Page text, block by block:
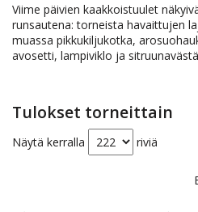
Viime päivien kaakkoistuulet
runsautena: torneista havaittujen
muassa pikkukiljukotka,
avosetti, lampiviklo ja
Tulokset torneittain
Näytä kerralla riviä